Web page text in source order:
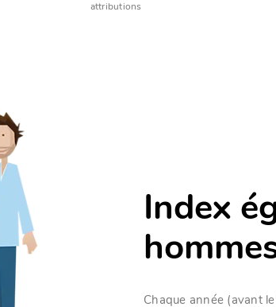
attributions
Index
Chaque année (avant